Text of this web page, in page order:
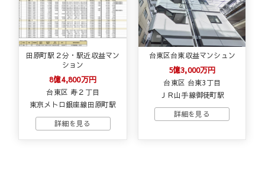
田原町駅２分・駅近収益マン
ション
8億4,800万円
台東区 寿２丁目
東京メトロ銀座線田原町駅
台東区台東収益マンシュン
5億3,000万円
台東区 台東3丁目
ＪＲ山手線御徒町駅